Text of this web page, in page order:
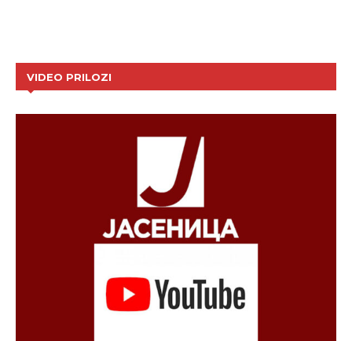
VIDEO PRILOZI